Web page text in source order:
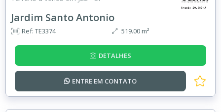
Jardim Santo Antonio
Ref: TE3374 519.00 m²
DETALHES
ENTRE EM CONTATO